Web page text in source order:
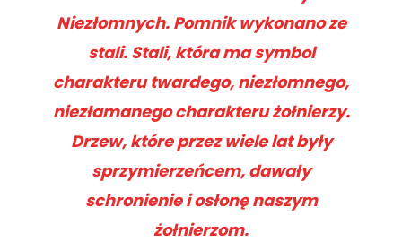
Niezłomnych. Pomnik wykonano ze
stali. Stali, która ma symbol
charakteru twardego, niezłomnego,
niezłamanego charakteru żołnierzy.
Drzew, które przez wiele lat były
sprzymierzeńcem, dawały
schronienie i osłonę naszym
żołnierzom.